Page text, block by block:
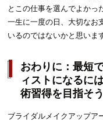
とこの仕事を選んでよかっ
一生に一度の日、大切なお
いるのではないかと思いま
おわりに：最短
ィストになるに
術習得を目指そう
ブライダルメイクアップア